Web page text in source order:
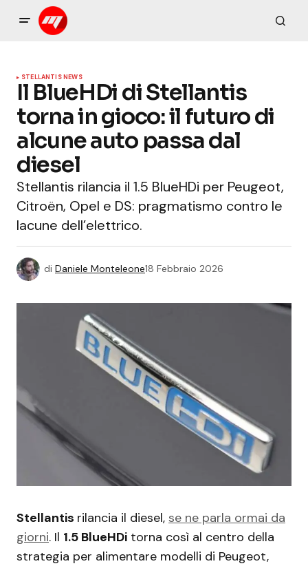
STELLANTIS NEWS
Il BlueHDi di Stellantis
torna in gioco: il futuro di
alcune auto passa dal
diesel
Stellantis rilancia il 1.5 BlueHDi per Peugeot,
Citroën, Opel e DS: pragmatismo contro le
lacune dell’elettrico.
di Daniele Monteleone18 Febbraio 2026
Stellantis rilancia il diesel, se ne parla ormai da
giorni. Il 1.5 BlueHDi torna così al centro della
strategia per alimentare modelli di Peugeot,